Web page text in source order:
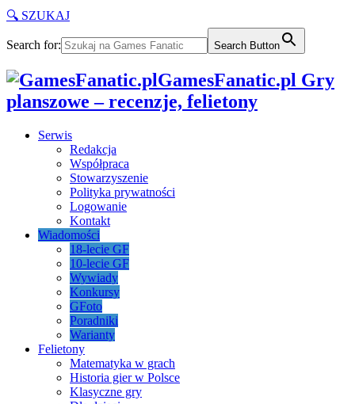
🔍 SZUKAJ
Search for: Search Button
GamesFanatic.pl Gry
planszowe – recenzje, felietony
Serwis
Redakcja
Współpraca
Stowarzyszenie
Polityka prywatności
Logowanie
Kontakt
Wiadomości
18-lecie GF
10-lecie GF
Wywiady
Konkursy
GFoto
Poradniki
Warianty
Felietony
Matematyka w grach
Historia gier w Polsce
Klasyczne gry